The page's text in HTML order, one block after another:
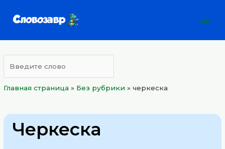
Главная страница » Без рубрики »черкеска
Черкеска